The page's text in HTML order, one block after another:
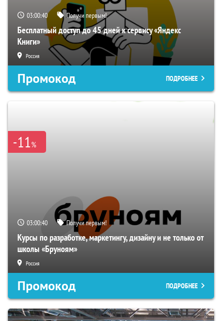
03:00:39 Получи первым!
Бесплатный доступ до 45 дней к сервису «Яндекс
Книги»
Россия
Промокод ПОДРОБНЕЕ
-11%
03:00:39 Получи первым!
Курсы по разработке, маркетингу, дизайну и не только от
школы «Бруноям»
Россия
Промокод ПОДРОБНЕЕ